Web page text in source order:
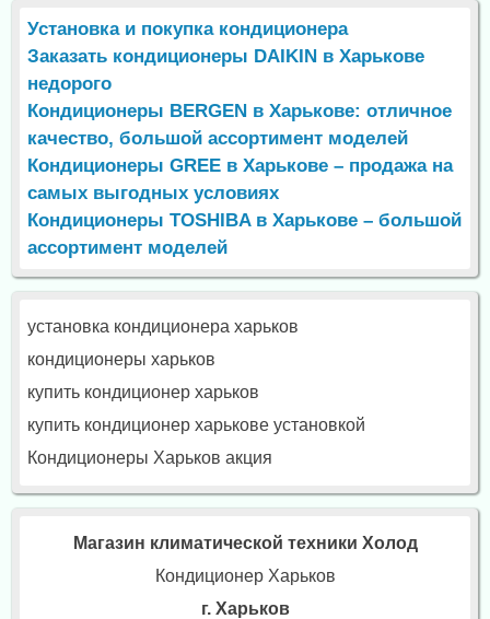
Установка и покупка кондиционера
Заказать кондиционеры DAIKIN в Харькове
недорого
Кондиционеры BERGEN в Харькове: отличное
качество, большой ассортимент моделей
Кондиционеры GREE в Харькове – продажа на
самых выгодных условиях
Кондиционеры TOSHIBA в Харькове – большой
ассортимент моделей
установка кондиционера харьков
кондиционеры харьков
купить кондиционер харьков
купить кондиционер харькове установкой
Кондиционеры Харьков акция
Магазин климатической техники Холод
Кондиционер Харьков
г. Харьков